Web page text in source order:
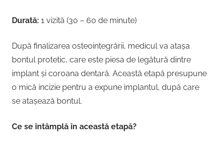
Durată: 1 vizită (30 – 60 de minute)
După finalizarea osteointegrării, medicul va atașa
bontul protetic, care este piesa de legătură dintre
implant și coroana dentară. Această etapă presupune
o mică incizie pentru a expune implantul, după care
se atașează bontul.
Ce se întâmplă în această etapă?